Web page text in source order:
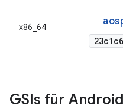
x86_64
GSIs für Android